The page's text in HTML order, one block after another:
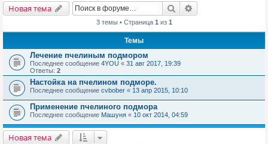
Новая тема Поиск
3 темы • Страница 1 из 1
Темы
Лечение пчелиным подмором
Последнее сообщение 4YOU « 31 авг 2017, 19:39
Ответы: 2
Настойка на пчелином подморе.
Последнее сообщение cvbober « 13 апр 2015, 10:10
Применение пчелиного подмора
Последнее сообщение Машуня « 10 окт 2014, 04:59
Новая тема